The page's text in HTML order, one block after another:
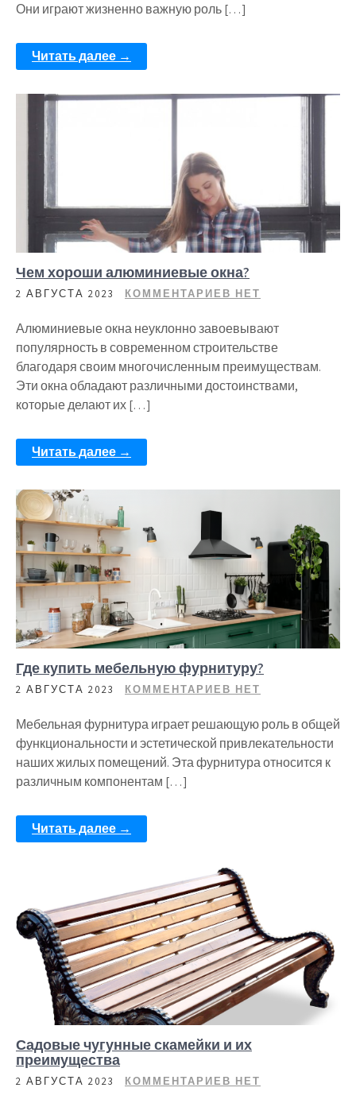
Они играют жизненно важную роль […]
Читать далее →
Чем хороши алюминиевые окна?
2 АВГУСТА 2023 КОММЕНТАРИЕВ НЕТ
Алюминиевые окна неуклонно завоевывают
популярность в современном строительстве
благодаря своим многочисленным преимуществам.
Эти окна обладают различными достоинствами,
которые делают их […]
Читать далее →
Где купить мебельную фурнитуру?
2 АВГУСТА 2023 КОММЕНТАРИЕВ НЕТ
Мебельная фурнитура играет решающую роль в общей
функциональности и эстетической привлекательности
наших жилых помещений. Эта фурнитура относится к
различным компонентам […]
Читать далее →
Садовые чугунные скамейки и их
преимущества
2 АВГУСТА 2023 КОММЕНТАРИЕВ НЕТ